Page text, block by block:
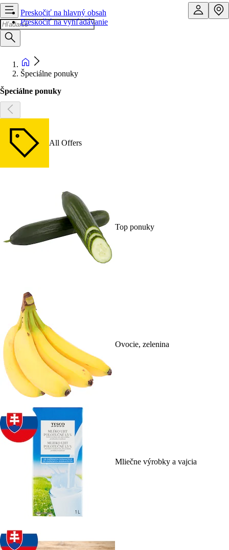
Preskočiť na hlavný obsah
Preskočiť na vyhľadávanie
Špeciálne ponuky
Špeciálne ponuky
All Offers
Top ponuky
Ovocie, zelenina
Mliečne výrobky a vajcia